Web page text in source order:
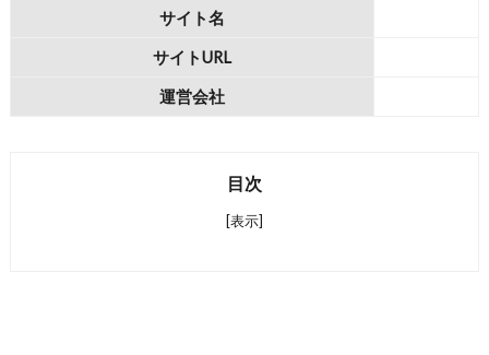
サイト名
サイトURL
運営会社
目次
[表示]